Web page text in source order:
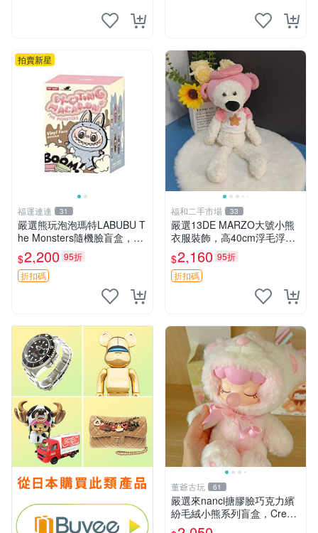
拍賣新星
福運連連 31
嚴選熊玩泡泡瑪特LABUBU T
he Monsters隨機臉盲盒，萌
趣馬卡龍設計 芝麻豆豆 LAB
UBU LABUBU THE MONST
ERS 橙色豆
$2,200 95折
折扣碼
福和二手市場 33
嚴選13DE MARZO大號小熊
衣服裝飾，高40cm浮毛浮
灰，詳觀後再拍。二手收藏請
珍惜。 13DE MARZO 二手
小熊 衣服裝飾
$2,160 95折
折扣碼
董爺古玩 61
嚴選來nanci搪膠臉巧克力繽
紛毛絨小熊系列盲盒，Crea
my櫻花巧藝盲盒 隱藏款Crea